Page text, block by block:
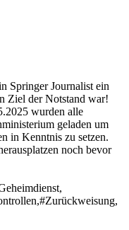
Springer Journalist ein
Ziel der Notstand war!
wurden alle
geladen um
in Kenntnis zu setzen.
noch bevor